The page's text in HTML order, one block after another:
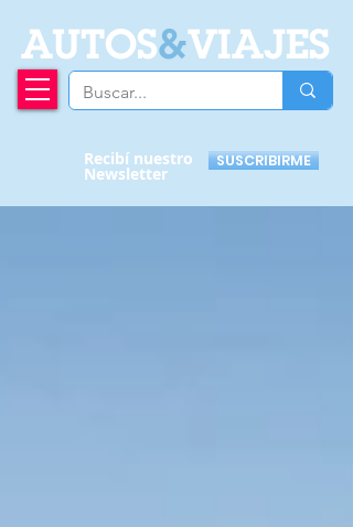
AUTOS&VIAJES
Recibí nuestro
Newsletter
SUSCRIBIRME